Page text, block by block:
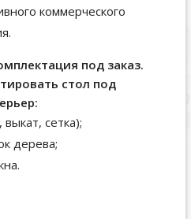
коммерческого
под заказ.
стол под
сетка);
дерева;